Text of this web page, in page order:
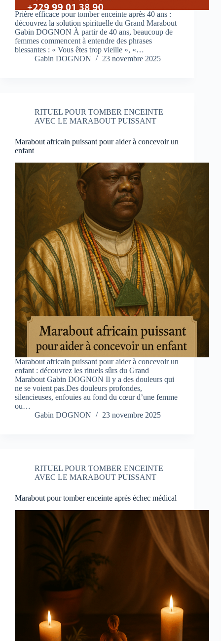
Prière efficace pour tomber enceinte après 40 ans :
découvrez la solution spirituelle du Grand Marabout
Gabin DOGNON À partir de 40 ans, beaucoup de
femmes commencent à entendre des phrases
blessantes : « Vous êtes trop vieille », «…
Gabin DOGNON
23 novembre 2025
RITUEL POUR TOMBER ENCEINTE
AVEC LE MARABOUT PUISSANT
Marabout africain puissant pour aider à concevoir un
enfant
Marabout africain puissant pour aider à concevoir un
enfant : découvrez les rituels sûrs du Grand
Marabout Gabin DOGNON Il y a des douleurs qui
ne se voient pas.Des douleurs profondes,
silencieuses, enfouies au fond du cœur d’une femme
ou…
Gabin DOGNON
23 novembre 2025
RITUEL POUR TOMBER ENCEINTE
AVEC LE MARABOUT PUISSANT
Marabout pour tomber enceinte après échec médical